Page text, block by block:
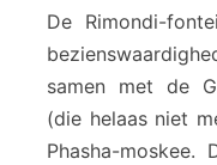
De Rimondi-
samen met de
(die helaas niet
Phasha-moskee.